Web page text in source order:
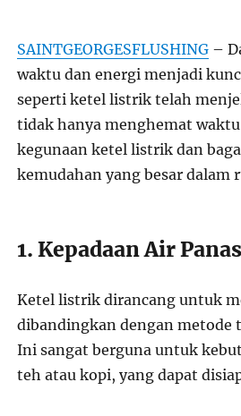
SAINTGEORGESFLUSHING–
waktu dan energi menjadi
seperti ketel listrik telah
tidak hanya menghemat
kegunaan ketel listrik dan
kemudahan yang besar dalam
1. Kepadaan Air
Ketel listrik dirancang untuk
dibandingkan dengan metode
Ini sangat berguna untuk
teh atau kopi, yang dapat